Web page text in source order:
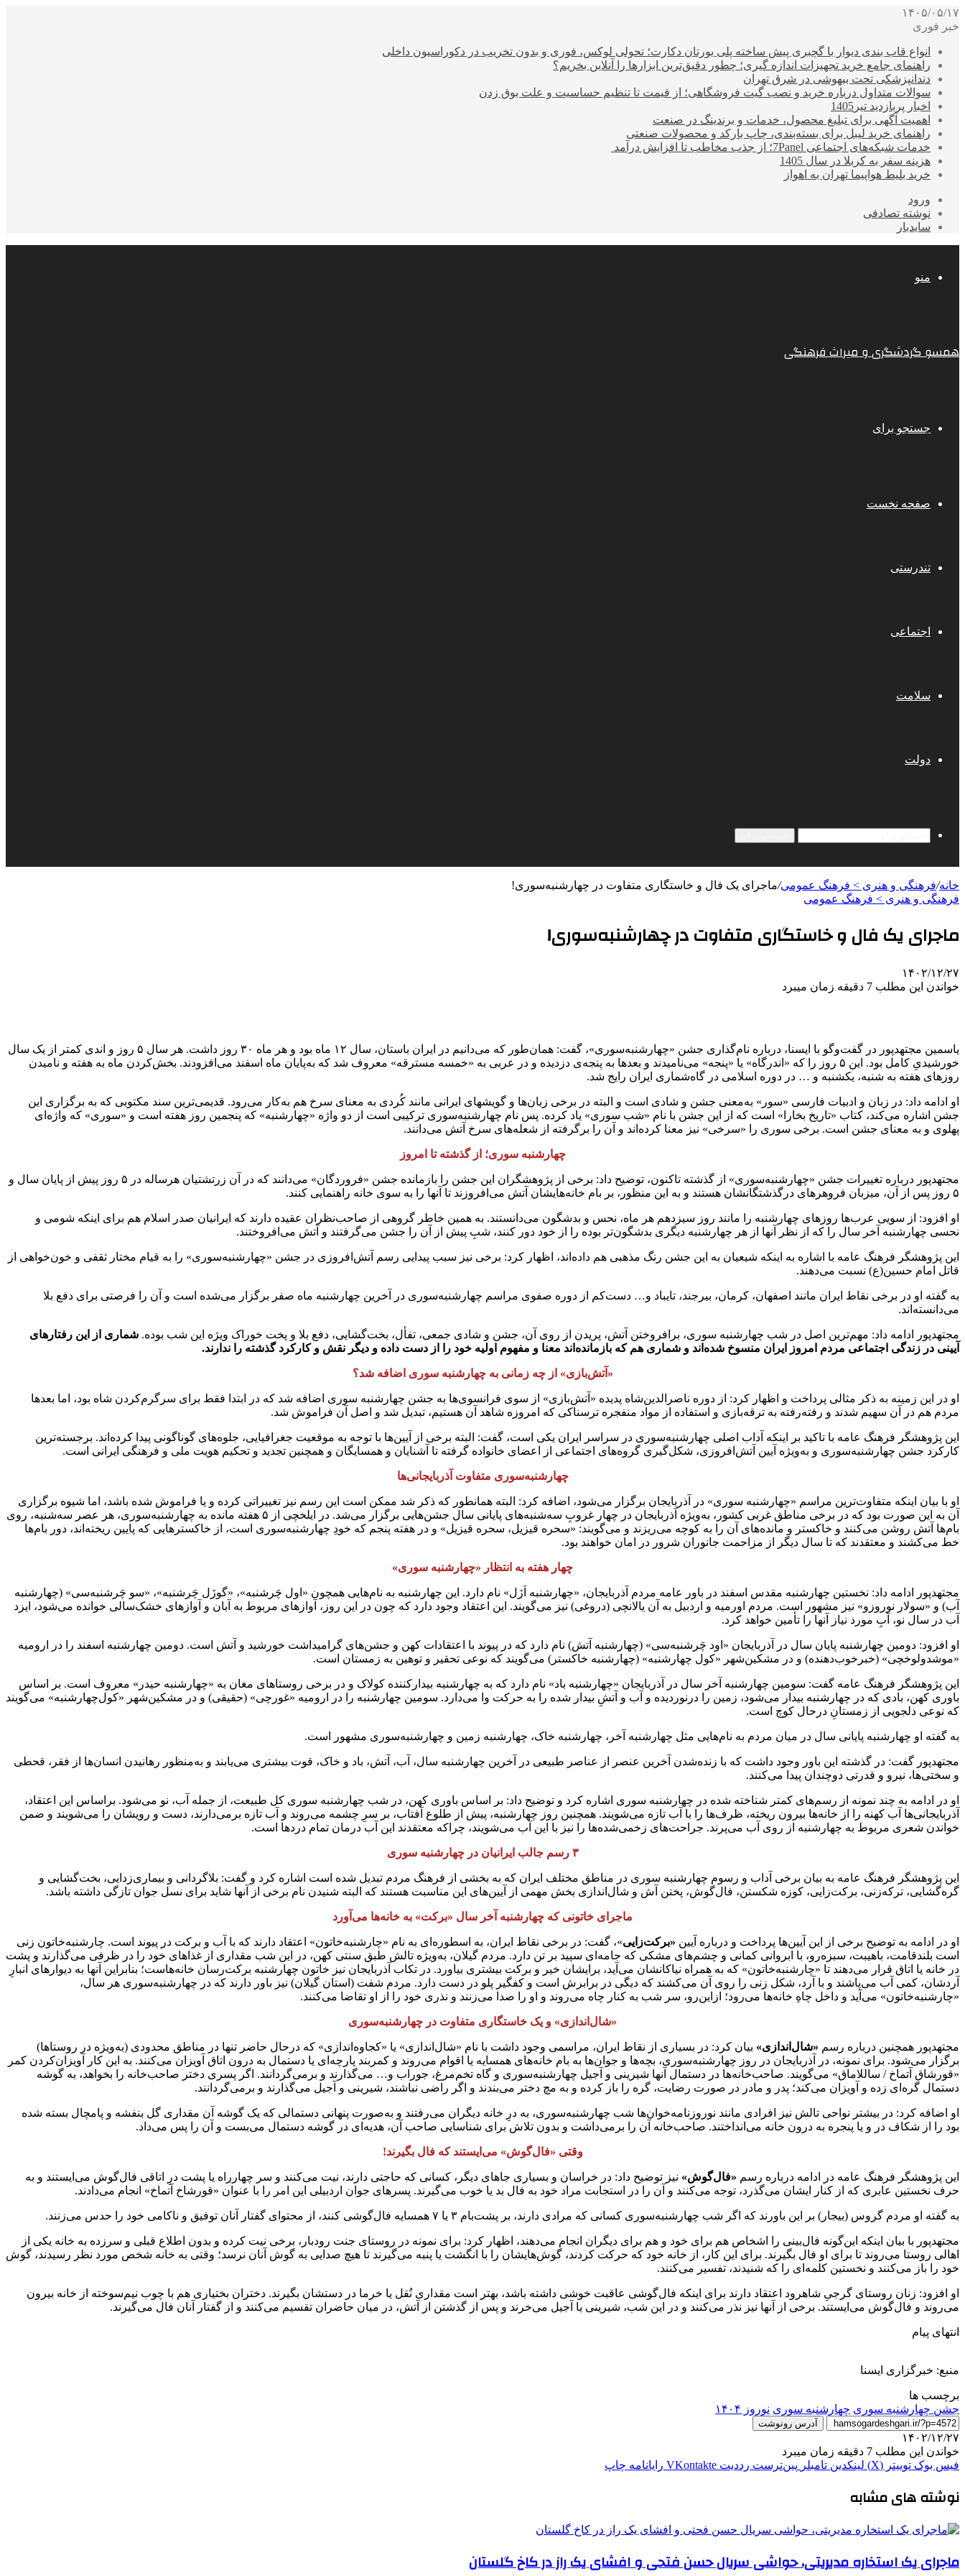
۱۴۰۵/۰۵/۱۷
خبر فوری
انواع قاب بندی دیوار با گچبری پیش ساخته پلی یورتان دکارت؛ تحولی لوکس، فوری و بدون تخریب در دکوراسیون داخلی
راهنمای جامع خرید تجهیزات اندازه گیری؛ چطور دقیق‌ترین ابزارها را آنلاین بخریم؟
دندانپزشکی تحت بیهوشی در شرق تهران
سوالات متداول درباره خرید و نصب گیت فروشگاهی؛ از قیمت تا تنظیم حساسیت و علت بوق زدن
اخبار پربازدید تیر1405
اهمیت آگهی برای تبلیغ محصول، خدمات و برندینگ در صنعت
راهنمای خرید لیبل برای بسته‌بندی، چاپ بارکد و محصولات صنعتی
خدمات شبکه‌های اجتماعی 7Panel؛ از جذب مخاطب تا افزایش درآمد
هزینه سفر به کربلا در سال 1405
خرید بلیط هواپیما تهران به اهواز
ورود
نوشته تصادفی
سایدبار
منو
همسو گردشگری و میراث فرهنگی
جستجو برای
صفحه نخست
تندرستی
اجتماعی
سلامت
دولت
خانه/فرهنگی و هنری > فرهنگ عمومی/ماجرای یک فال و خاستگاری متفاوت در چهارشنبه‌سوری!
فرهنگی و هنری > فرهنگ عمومی
ماجرای یک فال و خاستگاری متفاوت در چهارشنبه‌سوری!
۱۴۰۲/۱۲/۲۷
خواندن این مطلب 7 دقیقه زمان میبرد
یاسمین مجتهدپور در گفت‌وگو با ایسنا، درباره نام‌گذاری جشن «چهارشنبه‌سوری»، گفت: همان‌طور که می‌دانیم در ایران باستان، سال ۱۲ ماه بود و هر ماه ۳۰ روز داشت. هر سال ۵ روز و اندی کمتر از یک سال
خورشیدیِ کامل بود. این ۵ روز را که «اندرگاه» یا «پنجه» می‌نامیدند و بعدها به پنجه‌ی دزدیده و در عربی به «خمسه مسترقه» معروف شد که به‌پایان ماه اسفند می‌افزودند. بخش‌کردن ماه به هفته و نامیدن
روزهای هفته به شنبه، یکشنبه و … در دوره اسلامی در گاه‌شماری ایران رایج شد.
او ادامه داد: در زبان و ادبیات فارسی «سور» به‌معنی جشن و شادی است و البته در برخی زبان‌ها و گویش‎های ایرانی مانند کُردی به‌ معنای سرخ هم به‌کار می‌رود. قدیمی‌ترین سند مکتوبی که به برگزاری این
جشن اشاره می‌کند، کتاب «تاریخ بخارا» است که از این جشن با نام «شب سوری» یاد کرده. پس نام چهارشنبه‌سوری ترکیبی است از دو واژه «چهارشنبه» که پنجمین روز هفته است و «سوری» که واژه‌ای
پهلوی و به معنای جشن است. برخی سوری را «سرخی» نیز معنا کرده‌اند و آن را برگرفته از شعله‌های سرخ آتش می‌دانند.
چهارشنبه سوری؛ از گذشته تا امروز
مجتهدپور درباره تغییرات جشن «چهارشنبه‌سوری» از گذشته تاکنون، توضیح داد: برخی از پژوهشگران این جشن را بازمانده جشن «فروردگان» می‌دانند که در آن زرتشتیان هرساله در ۵ روز پیش از پایان سال و
۵ روز پس از آن، میزبان فروهرهای درگذشتگانشان هستند و به این منظور، بر بام خانه‌هایشان آتش می‌افروزند تا آنها را به سوی خانه راهنمایی کنند.
او افزود: از سویی عرب‌ها روزهای چهارشنبه را مانند روز سیزدهم هر ماه، نحس و بدشگون می‌دانستند. به همین خاطر گروهی از صاحب‌نظران عقیده دارند که ایرانیان صدر اسلام هم برای اینکه شومی و
نحسی چهارشنبه آخر سال را که از نظر آنها از هر چهارشنبه دیگری بدشگون‌تر بوده را از خود دور کنند، شبِ پیش از آن را جشن می‌گرفتند و آتش می‌افروختند.
این پژوهشگر فرهنگ عامه با اشاره به اینکه شیعیان به این جشن رنگ مذهبی هم داده‌اند، اظهار کرد: برخی نیز سبب پیدایی رسم آتش‌افروزی در جشن «چهارشنبه‌سوری» را به قیام مختار ثقفی و خون‌خواهی از
قاتل امام حسین(ع) نسبت می‌دهند.
به گفته او در برخی نقاط ایران مانند اصفهان، کرمان، بیرجند، تایباد و… دست‌کم از دوره صفوی مراسم چهارشنبه‌سوری در آخرین چهارشنبه ماه صفر برگزار می‌شده است و آن را فرصتی برای دفع بلا
می‌دانسته‌اند.
مجتهدپور ادامه داد: مهم‌ترین اصل در شب چهارشنبه سوری، برافروختن آتش، پریدن از روی آن، جشن و شادی جمعی، تفأل، بخت‌گشایی، دفع بلا و پخت خوراک ویژه این شب بوده. شماری از این رفتارهای
آیینی در زندگی اجتماعی مردم امروز ایران منسوخ شده‌اند و شماری هم که بازمانده‌اند معنا و مفهوم اولیه خود را از دست داده و دیگر نقش و کارکرد گذشته را ندارند.
«آتش‌بازی» از چه زمانی به چهارشنبه سوری اضافه شد؟
او در این زمینه به ذکر مثالی پرداخت و اظهار کرد: از دوره ناصرالدین‌شاه پدیده «آتش‌بازی» از سوی فرانسوی‌ها به جشن چهارشنبه سوری اضافه شد که در ابتدا فقط برای سرگرم‌کردن شاه بود، اما بعدها
مردم هم در آن سهیم شدند و رفته‌رفته به ترقه‌بازی و استفاده از مواد منفجره ترسناکی که امروزه شاهد آن هستیم، تبدیل شد و اصل آن فراموش شد.
این پژوهشگر فرهنگ عامه با تاکید بر اینکه آداب اصلی چهارشنبه‌سوری در سراسر ایران یکی است، گفت: البته برخی از آیین‌ها با توجه به موقعیت جغرافیایی، جلوه‌های گوناگونی پیدا کرده‌اند. برجسته‌ترین
کارکرد جشن چهارشنبه‌سوری و به‌ویژه آیین آتش‌افروزی، شکل‌گیری گروه‌های اجتماعی از اعضای خانواده‌ گرفته تا آشنایان و همسایگان و همچنین تجدید و تحکیم هویت ملی و فرهنگی ایرانی است.
چهارشنبه‌سوری متفاوت آذربایجانی‌ها
او با بیان اینکه متفاوت‌ترین مراسم «چهارشنبه سوری» در آذربایجان برگزار می‌شود، اضافه کرد: البته همانطور که ذکر شد ممکن است این رسم نیز تغییراتی کرده و یا فراموش شده باشد، اما شیوه برگزاری
آن به این صورت بود که در برخی مناطق غربی کشور، به‌ویژه آذربایجان در چهار غروبِ سه‌شنبه‌های پایانی سال جشن‌هایی برگزار می‌شد. در ایلخچی از ۵ هفته مانده به چهارشنبه‌سوری، هر عصر سه‌شنبه، روی
بام‌ها آتش روشن می‌کنند و خاکستر و مانده‌های آن را به کوچه می‌ریزند و می‌گویند: «سحره قیزیل، سحره قیزیل» و در هفته پنجم که خودِ چهارشنبه‌سوری است، از خاکسترهایی که پایین ریخته‌اند، دور بام‌ها
خط می‌کشند و معتقدند که تا سال دیگر از مزاحمت جانوران شرور در امان خواهند بود.
چهار هفته به انتظار «چهارشنبه سوری»
مجتهدپور ادامه داد: نخستین چهارشنبه مقدس اسفند در باور عامه مردم آذربایجان، «چهارشنبه اَزَل» نام دارد. این چهارشنبه به نام‌هایی همچون «اول چَرشنبه»، «گوزَل چَرشنبه»، «سو چَرشنبه‌سی» (چهارشنبه
آب) و «سولار نوروزو» نیز مشهور است. مردم اورمیه و اردبیل به آن یالانچی (دروغی) نیز می‌گویند. این اعتقاد وجود دارد که چون در این روز، آوازهای مربوط به آبان و آوازهای خشک‌سالی خوانده می‌شود، ایزد
آب در سال نو، آبِ مورد نیاز آنها را تأمین خواهد کرد.
او افزود: دومین چهارشنبه پایان سال در آذربایجان «اود چَرشنبه‌سی» (چهارشنبه آتش) نام دارد که در پیوند با اعتقادات کهن و جشن‌های گرامیداشت خورشید و آتش است. دومین چهارشنبه اسفند را در ارومیه
«موشدولوخچی» (خبرخوب‌دهنده) و در مشکین‌شهر «کول چهارشنبه» (چهارشنبه خاکستر) می‌گویند که نوعی تحقیر و توهین به زمستان است.
این پژوهشگر فرهنگ عامه گفت: سومین چهارشنبه آخر سال در آذربایجان «چهارشنبه باد» نام دارد که به چهارشنبه بیدارکننده کولاک و در برخی روستاهای مغان به «چهارشنبه حیدر» معروف است. بر اساس
باوری کهن، بادی که در چهارشنبه بیدار می‌شود، زمین را درنوردیده و آب و آتشِ بیدار شده را به حرکت وا می‌دارد. سومین چهارشنبه را در ارومیه «غورچی» (حقیقی) و در مشکین‌شهر «کول‌چهارشنبه» می‌گویند
که نوعی دلجویی از زمستانِ درحال کوچ است.
به گفته او چهارشنبه پایانی سال در میان مردم به نام‌هایی مثل چهارشنبه آخر، چهارشنبه خاک، چهارشنبه زمین و چهارشنبه‌سوری مشهور است.
مجتهدپور گفت: در گذشته این باور وجود داشت که با زنده‌شدن آخرین عنصر از عناصر طبیعی در آخرین چهارشنبه سال، آب، آتش، باد و خاک، قوت بیشتری می‌یابند و به‌منظور رهانیدن انسان‌ها از فقر، قحطی
و سختی‌ها، نیرو و قدرتی دوچندان پیدا می‌کنند.
او در ادامه به چند نمونه از رسم‌های کمتر شناخته شده در چهارشنبه سوری اشاره کرد و توضیح داد: بر اساس باوری کهن، در شب چهارشنبه سوری کل طبیعت، از جمله آب، نو می‌شود. براساس این اعتقاد،
آذربایجانی‌ها آب کهنه را از خانه‌ها بیرون ریخته، ظرف‌ها را با آب تازه می‌شویند. همچنین روز چهارشنبه، پیش از طلوع آفتاب، بر سرِ چشمه می‌روند و آب تازه برمی‌دارند، دست و رویشان را می‌شویند و ضمن
خواندن شعری مربوط به چهارشنبه از روی آب می‌پرند. جراحت‌های زخمی‌شده‌ها را نیز با این آب می‌شویند، چراکه معتقدند این آب درمان تمام دردها است.
۳ رسم جالب ایرانیان در چهارشنبه سوری
این پژوهشگر فرهنگ عامه به بیان برخی آداب و رسوم چهارشنبه سوری در مناطق مختلف ایران که به بخشی از فرهنگ مردم تبدیل شده است اشاره کرد و گفت: بلاگردانی و بیماری‌زدایی، بخت‌گشایی و
گره‌گشایی، ترکه‌زنی، برکت‌زایی، کوزه‌ شکستن، فال‌گوش،‌ پختن آش و شال‌اندازی بخش مهمی از آیین‌های این مناسبت هستند که البته شنیدن نام برخی از آنها شاید برای نسل جوان تازگی داشته باشد.
ماجرای خاتونی که چهارشنبه آخر سال «برکت» به خانه‌ها می‌آورد
او در ادامه به توضیح برخی از این آیین‌ها پرداخت و درباره آیین «برکت‌زایی»، گفت: در برخی نقاط ایران، به اسطوره‌ای به نام «چارشنبه‌خاتون» اعتقاد دارند که با آب و برکت در پیوند است. چارشنبه‌خاتون زنی
است بلندقامت، باهیبت، سبزه‌رو، با ابروانی کمانی و چشم‌های مشکی که جامه‌ای سپید بر تن دارد. مردم گیلان، به‌ویژه تالش طبق سنتی کهن، در این شب مقداری از غذاهای خود را در ظرفی می‌گذارند و پشت
در خانه یا اتاق قرار می‌دهند تا «چارشنبه‌خاتون» که به همراه نیاکانشان می‌آید، برایشان خیر و برکت بیشتری بیاورد. در تکاب آذربایجان نیز خاتون چهارشنبه برکت‌رسان خانه‌هاست؛ بنابراین آنها به دیوارهای انبارِ
آردشان، کمی آب می‌پاشند و با آرد، شکل زنی را روی آن می‌کشند که دیگی در برابرش است و کفگیر پلو در دست دارد. مردم شفت (استان گیلان) نیز باور دارند که در چهارشنبه‌سوری هر سال،
«چارشنبه‌خاتون» می‌آید و داخل چاهِ خانه‌ها می‌رود؛ ازاین‌رو، سر شب به کنار چاه می‌روند و او را صدا می‌زنند و نذری خود را از او تقاضا می‌کنند.
«شال‌اندازی» و یک خاستگاری متفاوت در چهارشنبه‌سوری
مجتهدپور همچنین درباره رسم «شال‌اندازی» بیان کرد: در بسیاری از نقاط ایران، مراسمی وجود داشت با نام «شال‌اندازی» یا «کجاوه‌اندازی» که درحال حاضر تنها در مناطق محدودی (به‌ویژه در روستاها)
برگزار می‌شود. برای نمونه، در آذربایجان در روز چهارشنبه‌سوری، بچه‌ها و جوان‌ها به بام خانه‌های همسایه یا اقوام می‌روند و کمربند پارچه‌ای یا دستمال به درون اتاق آویزان می‌کنند. به این کار آویزان‌کردن کمر
«قورشاق آتماخ / ساللاماق» می‌گویند. صاحب‌خانه‌ها در دستمال آنها شیرینی و آجیل چهارشنبه‌سوری و گاه تخم‌مرغ، جوراب و… می‌گذارند و برمی‌گردانند. اگر پسری دختر صاحب‌خانه را بخواهد، به گوشه
دستمال گره‌ای زده و آویزان می‌کند؛ پدر و مادر در صورت رضایت، گره را باز کرده و به مچ دختر می‌بندند و اگر راضی نباشند، شیرینی و آجیل می‌گذارند و برمی‌گردانند.
او اضافه کرد: در بیشتر نواحی تالش نیز افرادی مانند نوروزنامه‌خوان‌ها شب چهارشنبه‌سوری، به درِ خانه دیگران می‌رفتند و به‌صورت پنهانی دستمالی که یک گوشه آن مقداری گل بنفشه و پامچال بسته شده
بود را از شکاف در و یا پنجره به درون خانه می‌انداختند. صاحب‌خانه آن را برمی‌داشت و بدون تلاش برای شناسایی صاحب آن، هدیه‌ای در گوشه دستمال می‌بست و آن را پس می‌داد.
وقتی «فال‌گوش» می‌ایستند که فال بگیرند!
این پژوهشگر فرهنگ عامه در ادامه درباره رسم «فال‌گوش» نیز توضیح داد: در خراسان و بسیاری جاهای دیگر، کسانی که حاجتی دارند، نیت می‌کنند و سر چهارراه یا پشت درِ اتاقی فال‌گوش می‌ایستند و به
حرف نخستین عابری که از کنار ایشان می‌گذرد، توجه می‌کنند و آن را در استجابت مراد خود به فال بد یا خوب می‌گیرند. پسرهای جوان اردبیلی این امر را با عنوان «قورشاخ آتماخ» انجام می‌دادند.
به گفته او مردم گروس (بیجار) بر این باورند که اگر شب چهارشنبه‌سوری کسانی که مرادی دارند، بر پشت‌بام ۳ یا ۷ همسایه فال‌گوشی کنند، از محتوای گفتار آنان توفیق و ناکامی خود را حدس می‌زنند.
مجتهدپور با بیان اینکه این‌گونه فال‌بینی را اشخاص هم برای خود و هم برای دیگران انجام می‌دهند، اظهار کرد: برای نمونه در روستای جنت رودبار، برخی نیت کرده و بدون اطلاع قبلی و سرزده به خانه یکی از
اهالی روستا می‌روند تا برای او فال بگیرند. برای این کار، از خانه خود که حرکت کردند، گوش‌هایشان را با انگشت یا پنبه می‌گیرند تا هیچ صدایی به گوش آنان نرسد؛ وقتی به خانه شخص مورد نظر رسیدند، گوش
خود را باز می‌کنند و نخستین کلمه‌ای را که شنیدند، تفسیر می‌کنند.
او افزود: زنان روستای گرجیِ شاهرود اعتقاد دارند برای اینکه فال‌گوشی عاقبت خوشی داشته باشد، بهتر است مقداری نُقل یا خرما در دستشان بگیرند. دختران بختیاری هم با چوب نیم‌سوخته از خانه بیرون
می‌روند و فال‌گوش می‌ایستند. برخی از آنها نیز نذر می‌کنند و در این شب، شیرینی یا آجیل می‌خرند و پس از گذشتن از آتش، در میان حاضران تقسیم می‌کنند و از گفتار آنان فال می‌گیرند.
انتهای پیام
منبع: خبرگزاری ایسنا
برچسب ها
جشن چهارشنبه سوری چهارشنبه سوری نوروز ۱۴۰۴
آدرس رونوشت
۱۴۰۲/۱۲/۲۷
خواندن این مطلب 7 دقیقه زمان میبرد
فیس بوک توییتر (X) لینکدین ‫تامبلر ‫پین‌ترست ‫رددیت ‫VKontakte رایانامه چاپ
نوشته های مشابه
ماجرای یک استخاره مدیریتی، حواشی سریال حسن فتحی و افشای یک راز در کاخ گلستان